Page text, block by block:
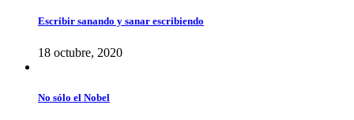
Escribir sanando y sanar escribiendo
18 octubre, 2020
No sólo el Nobel